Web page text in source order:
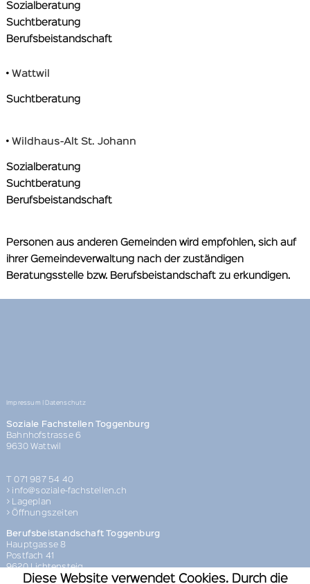
Sozialberatung
Suchtberatung
Berufsbeistandschaft
• Wattwil
Suchtberatung
• Wildhaus-Alt St. Johann
Sozialberatung
Suchtberatung
Berufsbeistandschaft
Personen aus anderen Gemeinden wird empfohlen, sich auf
ihrer Gemeindeverwaltung nach der zuständigen
Beratungsstelle bzw. Berufsbeistandschaft zu erkundigen.
Impressum | Datenschutz
Soziale Fachstellen Toggenburg
Bahnhofstrasse 6
9630 Wattwil
T 071 987 54 40
> info@soziale-fachstellen.ch
> Lageplan
> Öffnungszeiten
Berufsbeistandschaft Toggenburg
Hauptgasse 8
Postfach 41
9620 Lichtensteig
Diese Website verwendet Cookies. Durch die